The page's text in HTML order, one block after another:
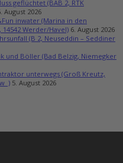
geflüchtet (BAB 2, RTK
August 2026
inwater (Marina in den
Werder/Havel) 6. August 2026
(B 2, Neuseddin – Seddiner
und Böller (Bad Belzig, Niemegker
unterwegs (Groß Kreutz,
) 5. August 2026